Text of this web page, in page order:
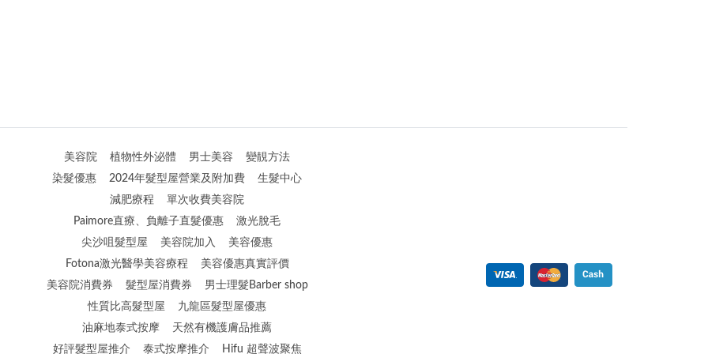
美容院 植物性外泌體 男士美容
變靚方法
染髮優惠
2024年髮型屋營業及附加費
生髮中心
減肥療程
單次收費美容院
Paimore直療、負離子直髮優惠
激光脫毛
尖沙咀髮型屋
美容院加入
美容優惠
Fotona激光醫學美容療程
美容優惠真實評價
美容院消費券
髮型屋消費券
男士理髮Barber shop
性質比高髮型屋
九龍區髮型屋優惠
油麻地泰式按摩
天然有機護膚品推薦
好評髮型屋推介
泰式按摩推介 Hifu 超聲波聚焦